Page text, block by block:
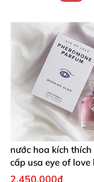
nước hoa kích thích
cấp usa eye of love
ngọc lan
2.450.000₫